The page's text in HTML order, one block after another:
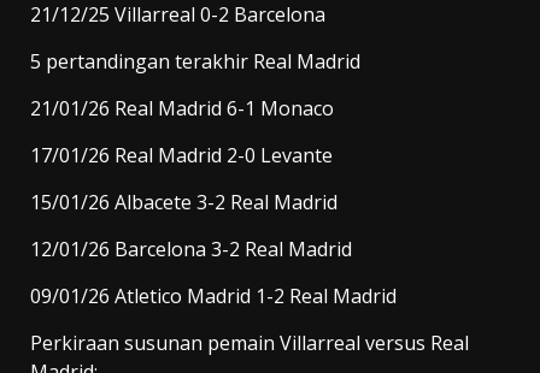
21/12/25 Villarreal 0-2 Barcelona
5 pertandingan terakhir Real Madrid
21/01/26 Real Madrid 6-1 Monaco
17/01/26 Real Madrid 2-0 Levante
15/01/26 Albacete 3-2 Real Madrid
12/01/26 Barcelona 3-2 Real Madrid
09/01/26 Atletico Madrid 1-2 Real Madrid
Perkiraan susunan pemain Villarreal versus Real